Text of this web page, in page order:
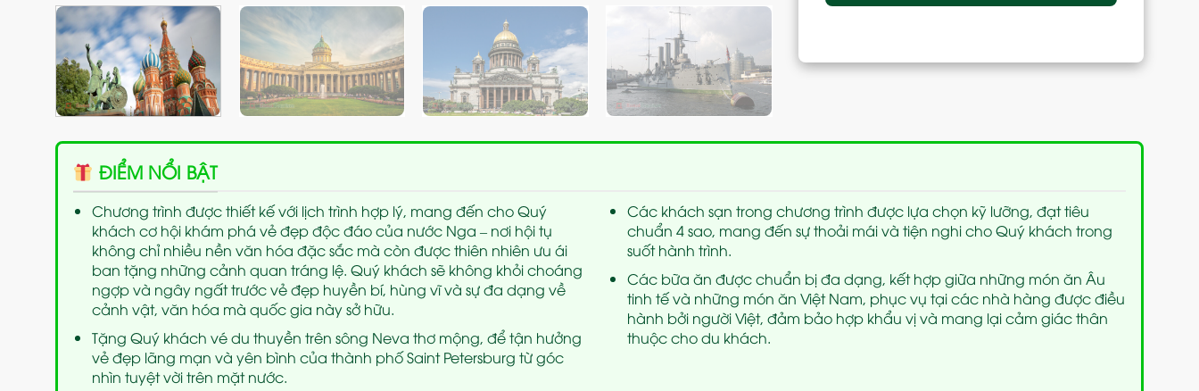
ĐIỂM NỔI BẬT
Chương trình được thiết kế với lịch trình hợp lý, mang đến cho Quý
khách cơ hội khám phá vẻ đẹp độc đáo của nước Nga – nơi hội tụ
không chỉ nhiều nền văn hóa đặc sắc mà còn được thiên nhiên ưu ái
ban tặng những cảnh quan tráng lệ. Quý khách sẽ không khỏi choáng
ngợp và ngây ngất trước vẻ đẹp huyền bí, hùng vĩ và sự đa dạng về
cảnh vật, văn hóa mà quốc gia này sở hữu.
Tặng Quý khách vé du thuyền trên sông Neva thơ mộng, để tận hưởng
vẻ đẹp lãng mạn và yên bình của thành phố Saint Petersburg từ góc
nhìn tuyệt vời trên mặt nước.
Các khách sạn trong chương trình được lựa chọn kỹ lưỡng, đạt tiêu
chuẩn 4 sao, mang đến sự thoải mái và tiện nghi cho Quý khách trong
suốt hành trình.
Các bữa ăn được chuẩn bị đa dạng, kết hợp giữa những món ăn Âu
tinh tế và những món ăn Việt Nam, phục vụ tại các nhà hàng được điều
hành bởi người Việt, đảm bảo hợp khẩu vị và mang lại cảm giác thân
thuộc cho du khách.